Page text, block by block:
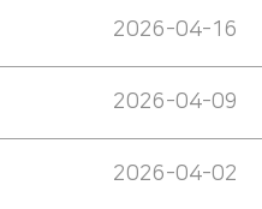
2026-04-16
2026-04-09
2026-04-02